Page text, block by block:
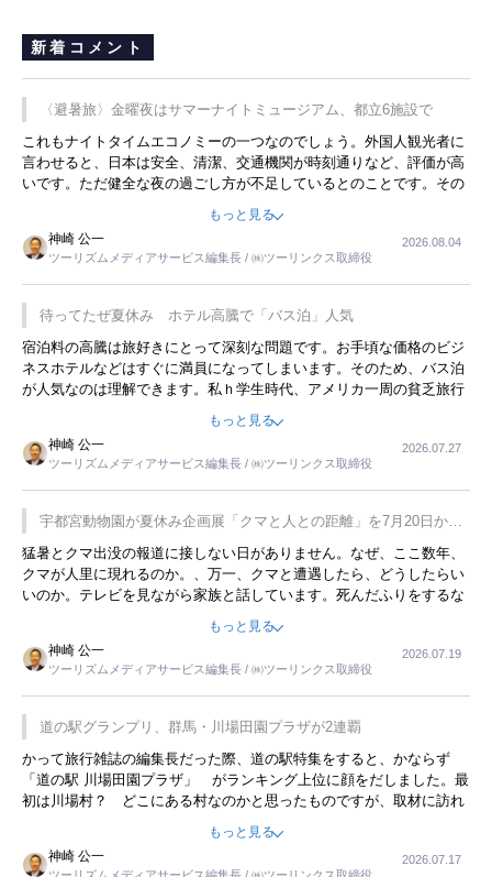
新着コメント
〈避暑旅〉金曜夜はサマーナイトミュージアム、都立6施設で
これもナイトタイムエコノミーの一つなのでしょう。外国人観光者に
言わせると、日本は安全、清潔、交通機関が時刻通りなど、評価が高
いです。ただ健全な夜の過ごし方が不足しているとのことです。その
ような意味で、金曜夜にこのようなイベントが行われれば、日本人に
限らず外国人にとっても楽しみが増えるでしょうね。
もっと見る
神崎 公一
ツーリズムメディアサービス編集長 / ㈱ツーリンクス取締役
2026.08.04
待ってたぜ夏休み ホテル高騰で「バス泊」人気
宿泊料の高騰は旅好きにとって深刻な問題です。お手頃な価格のビジ
ネスホテルなどはすぐに満員になってしまいます。そのため、バス泊
が人気なのは理解できます。私ｈ学生時代、アメリカ一周の貧乏旅行
をした時は、移動はグレイハウンドバスでした。夕方から夜の便を利
用してホテル代を浮かせていました。ただし、若いからできたことで
す。若い人が夜行バスで京都に行った、青森に行ったと聞くと、疲れ
が残らないのかなと思ってしまいます。
もっと見る
神崎 公一
ツーリズムメディアサービス編集長 / ㈱ツーリンクス取締役
2026.07.27
宇都宮動物園が夏休み企画展「クマと人との距離」を7月20日から
開催
猛暑とクマ出没の報道に接しない日がありません。なぜ、ここ数年、
クマが人里に現れるのか。、万一、クマと遭遇したら、どうしたらい
いのか。テレビを見ながら家族と話しています。死んだふりをするな
んてことは、冗談でもいえません。そんな中で、この企画展はタイム
もっと見る
神崎 公一
ツーリズムメディアサービス編集長 / ㈱ツーリンクス取締役
2026.07.19
道の駅グランプリ、群馬・川場田園プラザが2連覇
かって旅行雑誌の編集長だった際、道の駅特集をすると、かならず
「道の駅 川場田園プラザ」 がランキング上位に顔をだしました。最
初は川場村？ どこにある村なのかと思ったものですが、取材に訪れ
永井 彰一社長にインタビューしたら、興味深い話が次々が飛び出しま
した。プレゼンも巧みで、今でも思い出すことが２つあります。一つ
は、従業員に東京ディズニーランドを見学させ、サービス業、接客業
もっと見る
神崎 公一
2026.07.17